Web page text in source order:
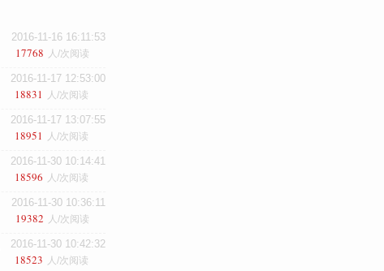
2016-11-16 16:11:53
17768 人/次阅读
2016-11-17 12:53:00
18831 人/次阅读
2016-11-17 13:07:55
18951 人/次阅读
2016-11-30 10:14:41
18596 人/次阅读
2016-11-30 10:36:11
19382 人/次阅读
2016-11-30 10:42:32
18523 人/次阅读